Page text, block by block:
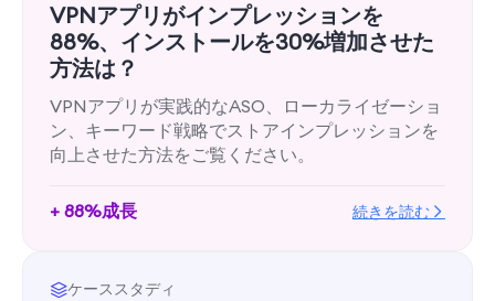
VPNアプリがインプレッションを
88%、インストールを30%増加させた
方法は？
VPNアプリが実践的なASO、ローカライゼーショ
ン、キーワード戦略でストアインプレッションを
向上させた方法をご覧ください。
+ 88%成長 続きを読む
ケーススタディ